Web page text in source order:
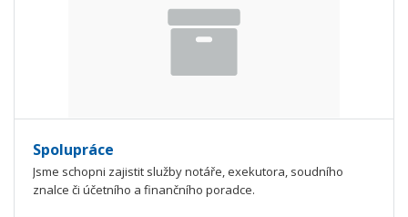
Spolupráce
Jsme schopni zajistit služby notáře, exekutora, soudního
znalce či účetního a finančního poradce.